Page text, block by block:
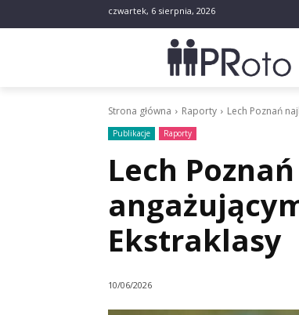
czwartek, 6 sierpnia, 2026
Strona główna Raporty Lech Poznań
Publikacje Raporty
Lech
Ekstraklasy
10/06/2026